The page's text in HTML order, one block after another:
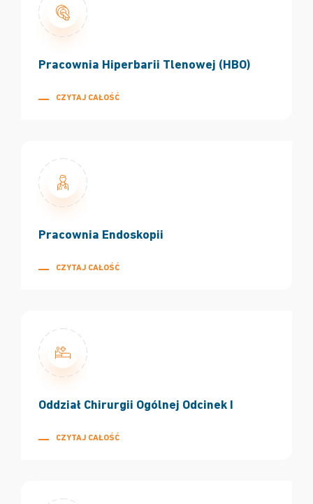
Pracownia Hiperbarii Tlenowej (HBO)
CZYTAJ CAŁOŚĆ
Pracownia Endoskopii
CZYTAJ CAŁOŚĆ
Oddział Chirurgii Ogólnej Odcinek I
CZYTAJ CAŁOŚĆ